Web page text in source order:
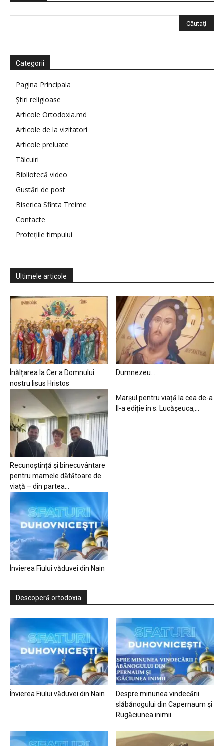
Categorii
Pagina Principala
Știri religioase
Articole Ortodoxia.md
Articole de la vizitatori
Articole preluate
Tâlcuiri
Bibliotecă video
Gustări de post
Biserica Sfinta Treime
Contacte
Profețiile timpului
Ultimele articole
Înălțarea la Cer a Domnului
nostru Iisus Hristos
Dumnezeu…
Recunoștință și binecuvântare
pentru mamele dătătoare de
viață – din partea...
Marșul pentru viață la cea de-a
II-a ediție în s. Lucășeuca,...
Învierea Fiului văduvei din Nain
Descoperă ortodoxia
Învierea Fiului văduvei din Nain
Despre minunea vindecării
slăbănogului din Capernaum și
Rugăciunea inimii